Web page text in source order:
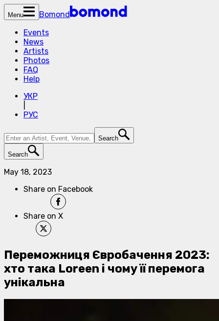
Menu
Bomond
Events
News
Artists
Photos
FAQ
Help
УКР
РУС
Search
Search
May 18, 2023
Share on Facebook
Share on X
Переможниця Євробачення 2023:
хто така Loreen і чому її перемога
унікальна